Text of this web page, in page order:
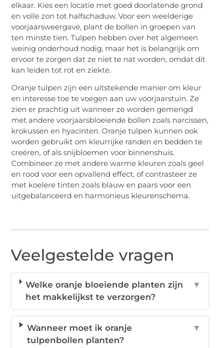
elkaar. Kies een locatie met goed doorlatende grond
en volle zon tot halfschaduw. Voor een weelderige
voorjaarsweergave, plant de bollen in groepen van
ten minste tien. Tulpen hebben over het algemeen
weinig onderhoud nodig, maar het is belangrijk om
ervoor te zorgen dat ze niet te nat worden, omdat dit
kan leiden tot rot en ziekte.
Oranje tulpen zijn een uitstekende manier om kleur
en interesse toe te voegen aan uw voorjaarstuin. Ze
zien er prachtig uit wanneer ze worden gemengd
met andere voorjaarsbloeiende bollen zoals narcissen,
krokussen en hyacinten. Oranje tulpen kunnen ook
worden gebruikt om kleurrijke randen en bedden te
creëren, of als snijbloemen voor binnenshuis.
Combineer ze met andere warme kleuren zoals geel
en rood voor een opvallend effect, of contrasteer ze
met koelere tinten zoals blauw en paars voor een
uitgebalanceerd en harmonieus kleurenschema.
Veelgestelde vragen
Welke oranje bloeiende planten zijn
het makkelijkst te verzorgen?
▼
Wanneer moet ik oranje
tulpenbollen planten?
▼